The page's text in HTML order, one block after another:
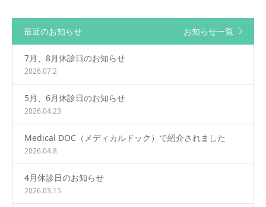
最近のお知らせ お知らせ一覧
7月、8月休診日のお知らせ
2026.07.2
5月、6月休診日のお知らせ
2026.04.23
Medical DOC（メディカルドック）で紹介されました
2026.04.8
4月休診日のお知らせ
2026.03.15